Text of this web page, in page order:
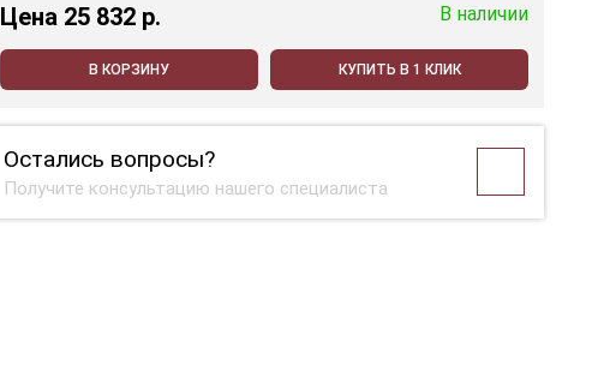
Цена 25 832 p. В наличии
В КОРЗИНУ КУПИТЬ В 1 КЛИК
Остались вопросы?
Получите консультацию нашего специалиста